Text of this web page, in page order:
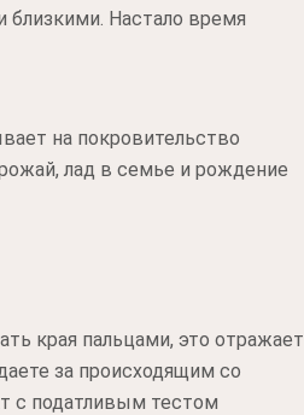
близкими. Настало время
на покровительство
лад в семье и рождение
края пальцами, это отражает
за происходящим со
с податливым тестом